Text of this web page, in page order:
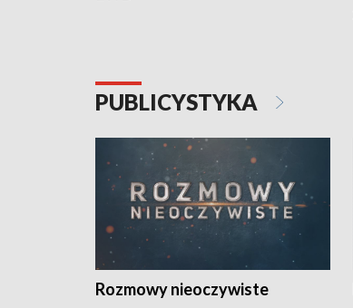
PUBLICYSTYKA
Rozmowy nieoczywiste